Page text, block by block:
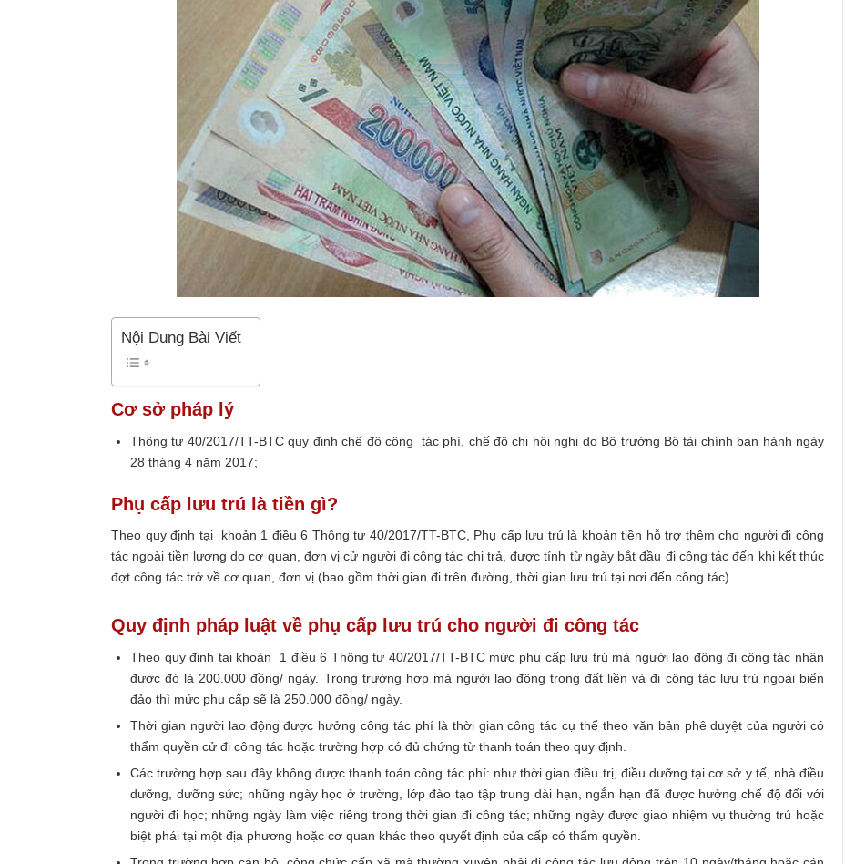
Nội Dung Bài Viết
Cơ sở pháp lý
Thông tư 40/2017/TT-BTC quy định chế độ công tác phí, chế độ chi hội nghị do Bộ trưởng Bộ tài chính ban hành ngày
28 tháng 4 năm 2017;
Phụ cấp lưu trú là tiền gì?
Theo quy định tại khoản 1 điều 6 Thông tư 40/2017/TT-BTC, Phụ cấp lưu trú là khoản tiền hỗ trợ thêm cho người đi công
tác ngoài tiền lương do cơ quan, đơn vị cử người đi công tác chi trả, được tính từ ngày bắt đầu đi công tác đến khi kết thúc
đợt công tác trở về cơ quan, đơn vị (bao gồm thời gian đi trên đường, thời gian lưu trú tại nơi đến công tác).
Quy định pháp luật về phụ cấp lưu trú cho người đi công tác
Theo quy định tại khoản 1 điều 6 Thông tư 40/2017/TT-BTC mức phụ cấp lưu trú mà người lao động đi công tác nhận
được đó là 200.000 đồng/ ngày. Trong trường hợp mà người lao động trong đất liền và đi công tác lưu trú ngoài biển
đảo thì mức phụ cấp sẽ là 250.000 đồng/ ngày.
Thời gian người lao động được hưởng công tác phí là thời gian công tác cụ thể theo văn bản phê duyệt của người có
thẩm quyền cử đi công tác hoặc trường hợp có đủ chứng từ thanh toán theo quy định.
Các trường hợp sau đây không được thanh toán công tác phí: như thời gian điều trị, điều dưỡng tại cơ sở y tế, nhà điều
dưỡng, dưỡng sức; những ngày học ở trường, lớp đào tạo tập trung dài hạn, ngắn hạn đã được hưởng chế độ đối với
người đi học; những ngày làm việc riêng trong thời gian đi công tác; những ngày được giao nhiệm vụ thường trú hoặc
biệt phái tại một địa phương hoặc cơ quan khác theo quyết định của cấp có thẩm quyền.